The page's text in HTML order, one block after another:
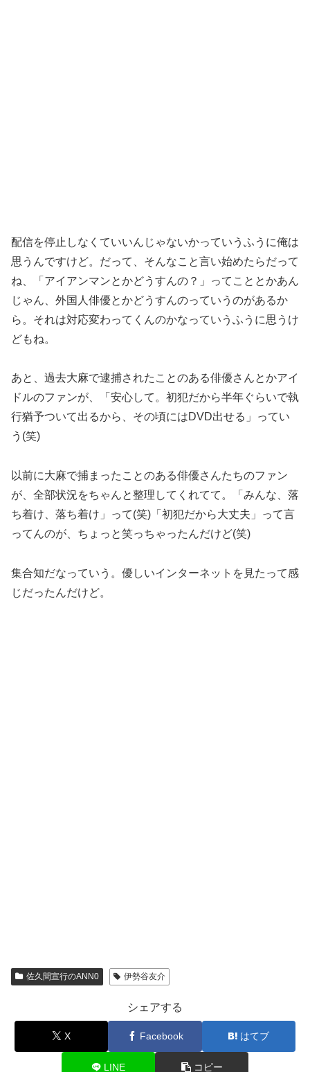
配信を停止しなくていいんじゃないかっていうふうに俺は
思うんですけど。だって、そんなこと言い始めたらだって
ね、「アイアンマンとかどうすんの？」ってこととかあん
じゃん、外国人俳優とかどうすんのっていうのがあるか
ら。それは対応変わってくんのかなっていうふうに思うけ
どもね。
あと、過去大麻で逮捕されたことのある俳優さんとかアイ
ドルのファンが、「安心して。初犯だから半年ぐらいで執
行猶予ついて出るから、その頃にはDVD出せる」ってい
う(笑)
以前に大麻で捕まったことのある俳優さんたちのファン
が、全部状況をちゃんと整理してくれてて。「みんな、落
ち着け、落ち着け」って(笑)「初犯だから大丈夫」って言
ってんのが、ちょっと笑っちゃったんだけど(笑)
集合知だなっていう。優しいインターネットを見たって感
じだったんだけど。
佐久間宣行のANN0 伊勢谷友介
シェアする
X Facebook はてブ
LINE コピー